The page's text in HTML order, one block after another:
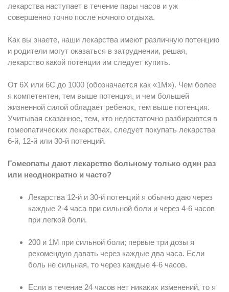
лекарства наступает в течение пары часов и уж
совершенно точно после ночного отдыха.
Как вы знаете, наши лекарства имеют различную потенцию
и родители могут оказаться в затруднении, решая,
лекарство какой потенции им следует купить.
От 6X или 6C до 1000 (обозначается как «1M»). Чем более
я компетентен, тем выше потенция, и чем большей
жизненной силой обладает ребенок, тем выше потенция.
Учитывая сказанное, тем, кто недостаточно разбираются в
гомеопатических лекарствах, следует покупать лекарства
6-й, 12-й или 30-й потенций.
Гомеопаты дают лекарство больному только один раз
или неоднократно и часто?
Лекарства 12-й и 30-й потенций я обычно даю через
каждые 2-4 часа при сильной боли и через 4-6 часов
при легкой боли.
200 и 1М при сильной боли; первые три дозы я
рекомендую давать через каждые два часа. Если
боль не сильная, то через каждые 4-6 часов.
Если в течение 24 часов нет никаких изменений, то я